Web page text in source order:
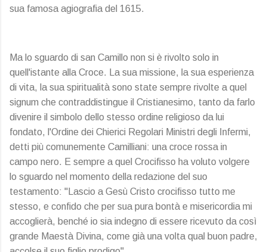
sua famosa agiografia del 1615.
Ma lo sguardo di san Camillo non si è rivolto solo in
quell'istante alla Croce. La sua missione, la sua esperienza
di vita, la sua spiritualità sono state sempre rivolte a quel
signum che contraddistingue il Cristianesimo, tanto da farlo
divenire il simbolo dello stesso ordine religioso da lui
fondato, l'Ordine dei Chierici Regolari Ministri degli Infermi,
detti più comunemente Camilliani: una croce rossa in
campo nero. E sempre a quel Crocifisso ha voluto volgere
lo sguardo nel momento della redazione del suo
testamento: "Lascio a Gesù Cristo crocifisso tutto me
stesso, e confido che per sua pura bontà e misericordia mi
accoglierà, benché io sia indegno di essere ricevuto da così
grande Maestà Divina, come già una volta qual buon padre,